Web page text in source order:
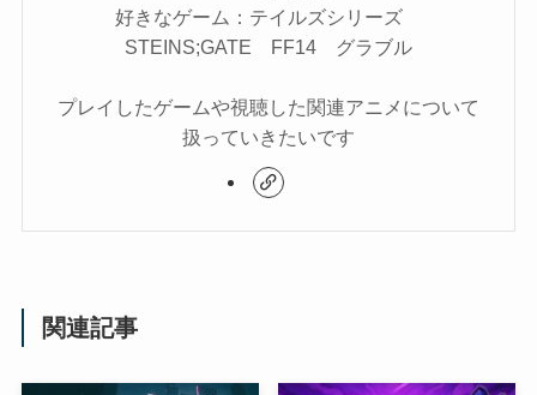
好きなゲーム：テイルズシリーズ
STEINS;GATE FF14 グラブル
プレイしたゲームや視聴した関連アニメについて
扱っていきたいです
関連記事